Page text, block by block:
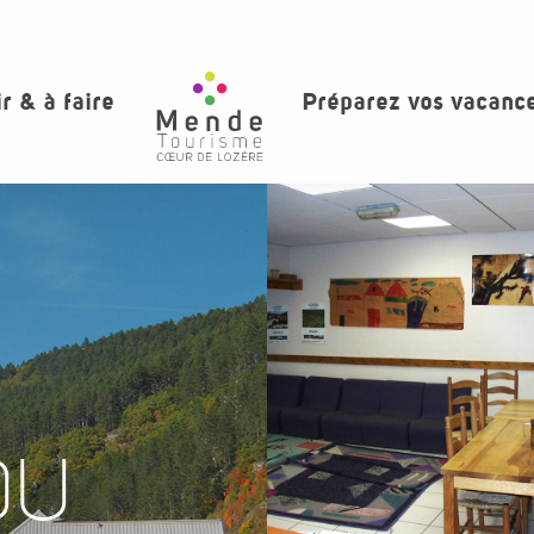
& à faire Préparez vos